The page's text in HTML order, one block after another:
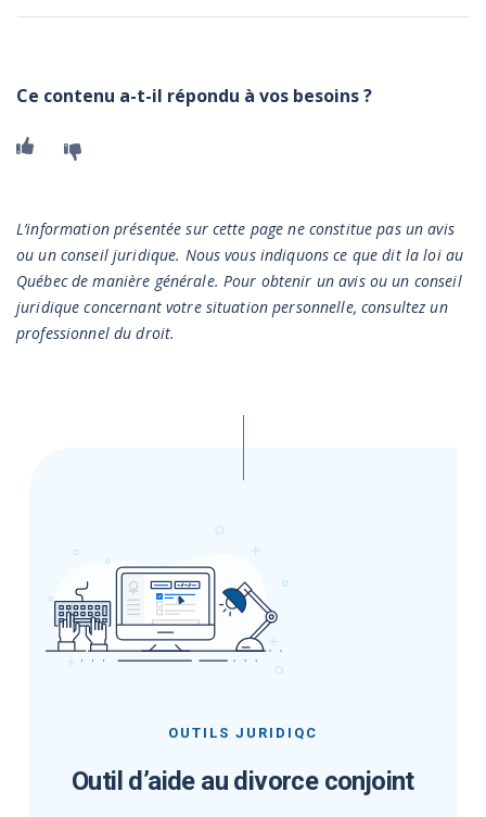
Ce contenu a-t-il répondu à vos besoins ?
MISE EN GARDE
L’information présentée sur cette page ne constitue pas un avis
ou un conseil juridique. Nous vous indiquons ce que dit la loi au
Québec de manière générale. Pour obtenir un avis ou un conseil
juridique concernant votre situation personnelle, consultez un
professionnel du droit.
OUTILS JURIDIQC
Outil d’aide au divorce conjoint